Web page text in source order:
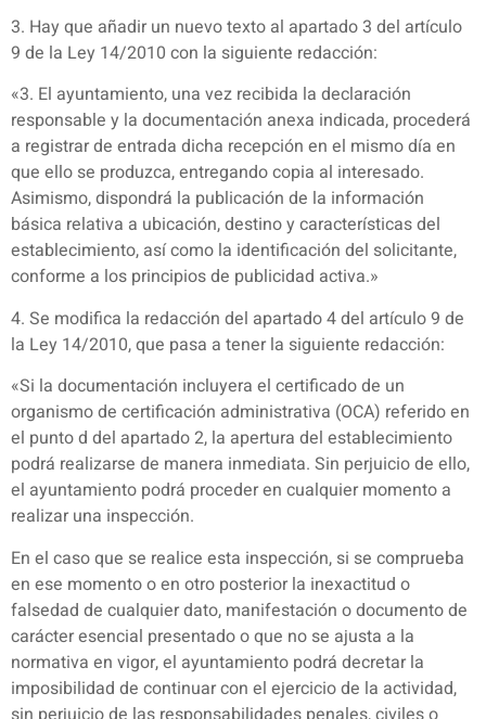
3. Hay que añadir un nuevo texto al apartado 3 del artículo
9 de la Ley 14/2010 con la siguiente redacción:
«3. El ayuntamiento, una vez recibida la declaración
responsable y la documentación anexa indicada, procederá
a registrar de entrada dicha recepción en el mismo día en
que ello se produzca, entregando copia al interesado.
Asimismo, dispondrá la publicación de la información
básica relativa a ubicación, destino y características del
establecimiento, así como la identificación del solicitante,
conforme a los principios de publicidad activa.»
4. Se modifica la redacción del apartado 4 del artículo 9 de
la Ley 14/2010, que pasa a tener la siguiente redacción:
«Si la documentación incluyera el certificado de un
organismo de certificación administrativa (OCA) referido en
el punto d del apartado 2, la apertura del establecimiento
podrá realizarse de manera inmediata. Sin perjuicio de ello,
el ayuntamiento podrá proceder en cualquier momento a
realizar una inspección.
En el caso que se realice esta inspección, si se comprueba
en ese momento o en otro posterior la inexactitud o
falsedad de cualquier dato, manifestación o documento de
carácter esencial presentado o que no se ajusta a la
normativa en vigor, el ayuntamiento podrá decretar la
imposibilidad de continuar con el ejercicio de la actividad,